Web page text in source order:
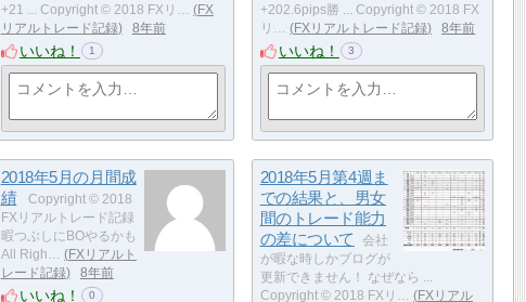
+21 ... Copyright © 2018 FXリ…
FX
リアルトレード記録
8年前
いいね！ 1
+202.6pips勝 ... Copyright © 2018 FX
リ…
FXリアルトレード記録 8年前
いいね！ 3
2018年5月の月間成
績
Copyright © 2018
FXリアルトレード記録
暇つぶしにBOやるかも
All Righ…
FXリアルト
レード記録
8年前
いいね！ 0
2018年5月第4週ま
での結果と、男女
間のトレード能力
の差について
会社
が暇な時しかブログが
更新できません！ なぜなら ...
Copyright © 2018 FXリ…
FXリアル